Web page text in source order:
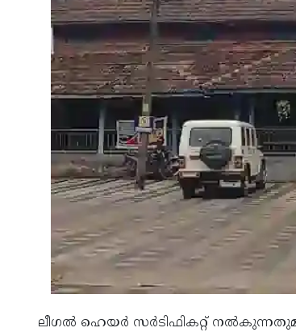
ലീഗല്‍ ഹെയര്‍ സര്‍ടിഫികറ്റ്